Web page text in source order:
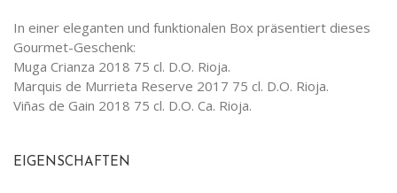
In einer eleganten und funktionalen Box präsentiert dieses
Gourmet-Geschenk:
Muga Crianza 2018 75 cl. D.O. Rioja.
Marquis de Murrieta Reserve 2017 75 cl. D.O. Rioja.
Viñas de Gain 2018 75 cl. D.O. Ca. Rioja.
EIGENSCHAFTEN